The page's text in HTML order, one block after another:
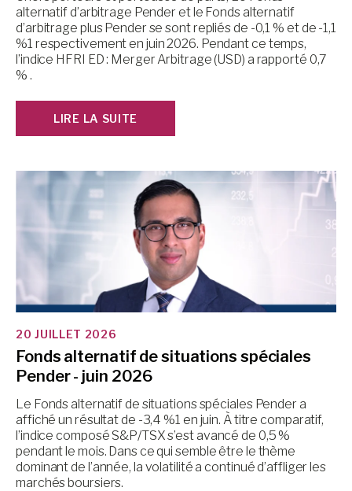
alternatif d’arbitrage Pender et le Fonds alternatif
d’arbitrage plus Pender se sont repliés de -0,1 % et de -1,1
%1 respectivement en juin 2026. Pendant ce temps,
l’indice HFRI ED : Merger Arbitrage (USD) a rapporté 0,7
% .
LIRE LA SUITE
20 JUILLET 2026
Fonds alternatif de situations spéciales
Pender - juin 2026
Le Fonds alternatif de situations spéciales Pender a
affiché un résultat de -3,4 %1 en juin. À titre comparatif,
l’indice composé S&P/TSX s’est avancé de 0,5 %
pendant le mois. Dans ce qui semble être le thème
dominant de l’année, la volatilité a continué d’affliger les
marchés boursiers.